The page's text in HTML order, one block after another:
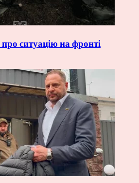
ситуацію на фронті